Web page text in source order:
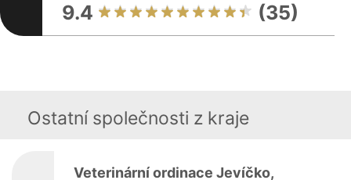
9.4 (35)
Ostatní společnosti z kraje
Veterinární ordinace Jevíčko,